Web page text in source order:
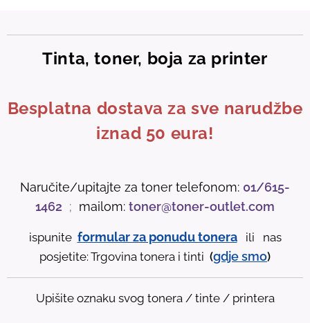
Tinta, toner, boja za printer
Besplatna dostava za sve narudžbe
iznad 50 eura!
Naručite/upitajte za toner telefonom: 01/615-
1462 ; mailom: toner@toner-outlet.com
ispunite formular za ponudu tonera
ili nas
posjetite: Trgovina tonera i tinti (gdjesmo)
Upišite oznaku svog tonera / tinte / printera